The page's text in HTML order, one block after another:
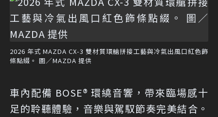
2026 年式 MAZDA CX-3 雙材質環艙拼接工藝與冷氣出風口紅色飾
條點綴。 圖／MAZDA 提供
車內配備 BOSE® 環繞音響，帶來臨場感十
足的聆聽體驗，音樂與駕馭節奏完美結合。